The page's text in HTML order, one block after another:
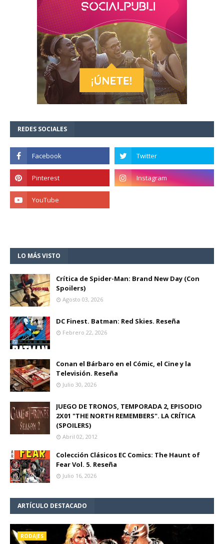
REDES SOCIALES
LO MÁS VISTO
Crítica de Spider-Man: Brand New Day (Con
Spoilers)
Agosto 03, 2026
DC Finest. Batman: Red Skies. Reseña
Febrero 22, 2026
Conan el Bárbaro en el Cómic, el Cine y la
Televisión. Reseña
Julio 30, 2026
JUEGO DE TRONOS, TEMPORADA 2, EPISODIO
2X01 "THE NORTH REMEMBERS". LA CRÍTICA
(SPOILERS)
Abril 02, 2012
Colección Clásicos EC Comics: The Haunt of
Fear Vol. 5. Reseña
Julio 16, 2026
ARTÍCULO DESTACADO
RODAJES